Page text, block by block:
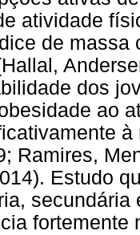
atividade
de massa
dos
ao
Ramires,
Estudo
fortemente